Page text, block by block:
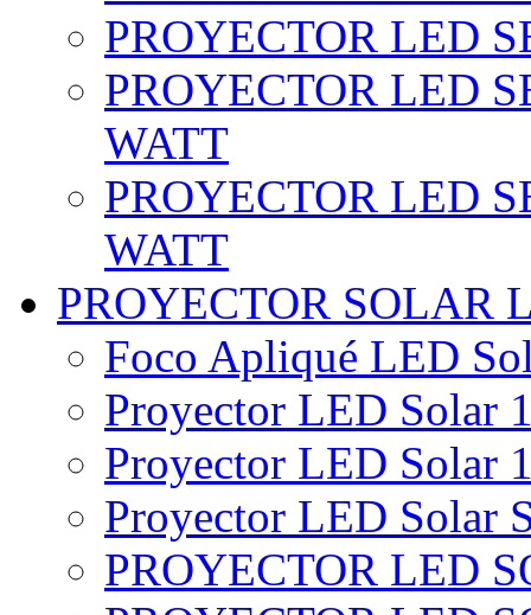
PROYECTOR LED
PROYECTOR LED
WATT
PROYECTOR LED
WATT
PROYECTOR SOLAR
Foco Apliqué LED
Proyector LED Solar
Proyector LED Solar
Proyector LED Solar
PROYECTOR LED